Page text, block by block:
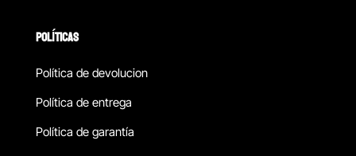
POLÍTICAS
Política de devolucion
Política de entrega
Política de garantía